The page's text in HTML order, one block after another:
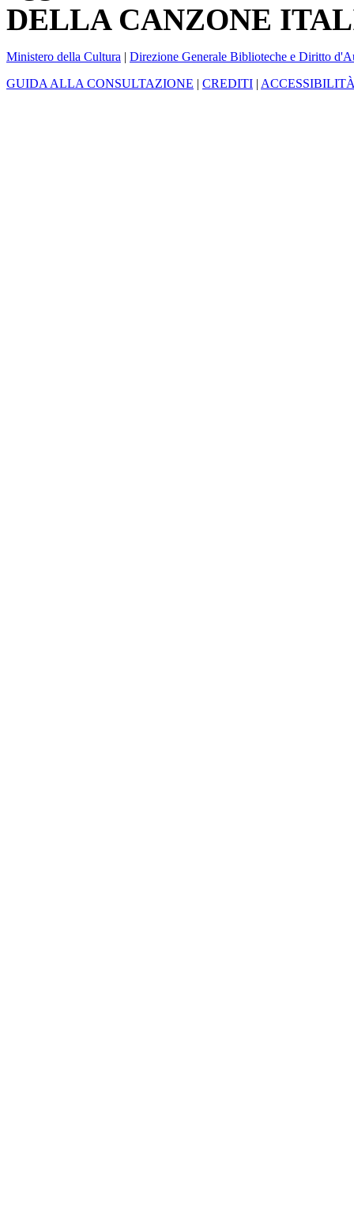
DELLA CANZONE
Ministero della Cultura | Direzione Generale Biblioteche e Diritto
GUIDA ALLA CONSULTAZIONE | CREDITI |